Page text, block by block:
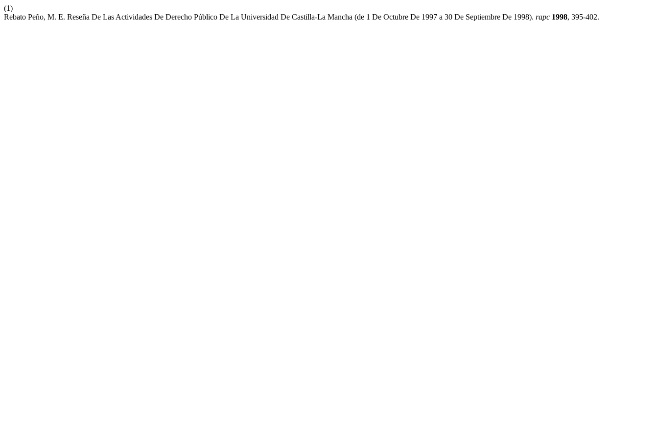
(1)
Rebato Peño, M. E. Reseña De Las Actividades De Derecho Público De La Universidad De Castilla-La Mancha (de 1 De Octubre De 1997 a 30 De Septiembre De 1998). rapc 1998, 395-402.